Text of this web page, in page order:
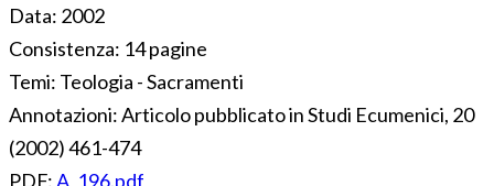
Data: 2002
Consistenza: 14 pagine
Temi: Teologia - Sacramenti
Annotazioni:Articolo pubblicato in Studi Ecumenici, 20
(2002) 461-474
PDF:A_196.pdf